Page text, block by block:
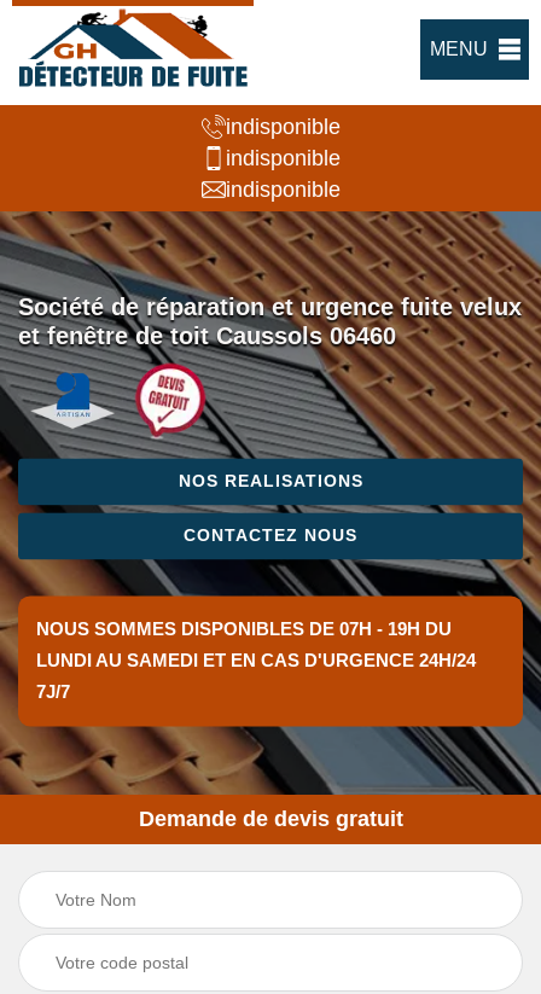
MENU
indisponible
indisponible
indisponible
Société de réparation et urgence fuite velux
et fenêtre de toit Caussols 06460
NOS REALISATIONS
CONTACTEZ NOUS
NOUS SOMMES DISPONIBLES DE 07H - 19H DU
LUNDI AU SAMEDI ET EN CAS D'URGENCE 24H/24
7J/7
Demande de devis gratuit